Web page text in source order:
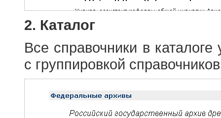
2. Каталог
Все справочники в
с группировкой